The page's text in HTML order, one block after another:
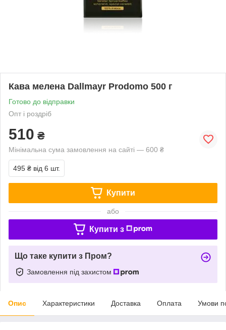
Кава мелена Dallmayr Prodomo 500 г
Готово до відправки
Опт і роздріб
510 ₴
Мінімальна сума замовлення на сайті — 600 ₴
495 ₴ від 6 шт.
Купити
або
Купити з
Що таке купити з Пром?
Замовлення під захистом
Опис Характеристики Доставка Оплата Умови